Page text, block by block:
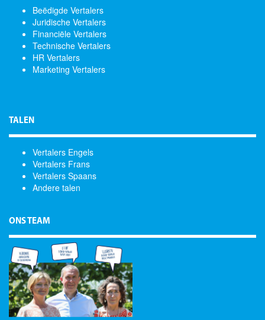
Beëdigde Vertalers
Juridische Vertalers
Financiële Vertalers
Technische Vertalers
HR Vertalers
Marketing Vertalers
TALEN
Vertalers Engels
Vertalers Frans
Vertalers Spaans
Andere talen
ONS TEAM